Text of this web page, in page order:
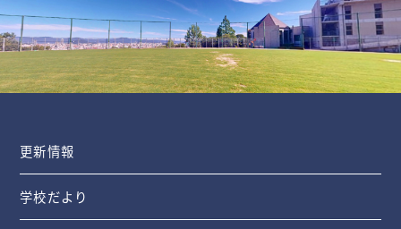
更新情報
学校だより